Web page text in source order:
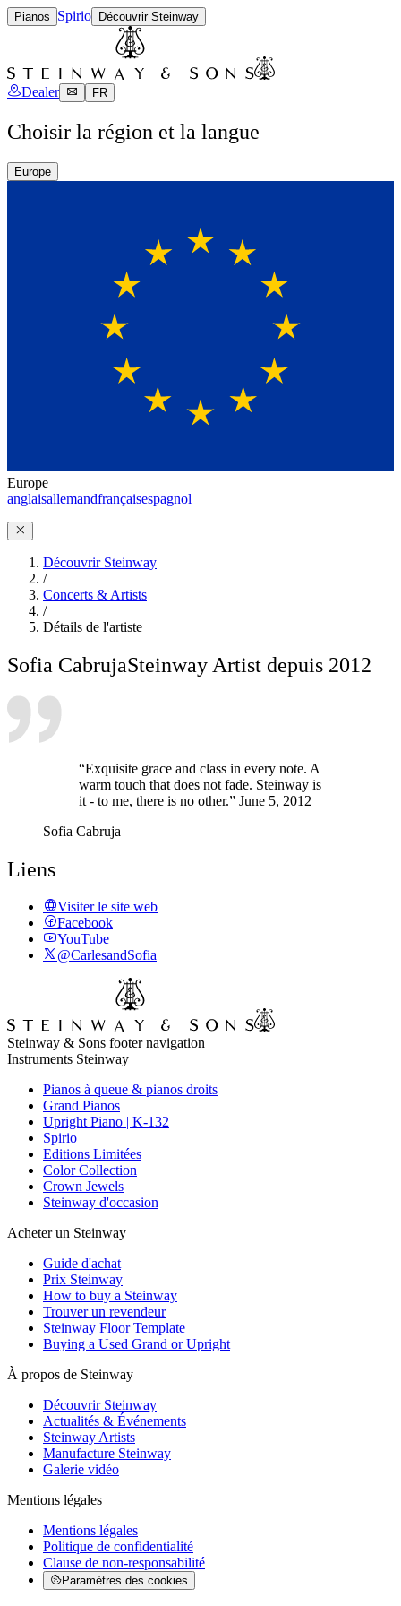
Pianos Spirio Découvrir Steinway
Dealer FR
Choisir la région et la langue
Europe
Europe
anglaisallemandfrançaisespagnol
Découvrir Steinway
/
Concerts & Artists
/
Détails de l'artiste
Sofia CabrujaSteinway Artist depuis 2012
“Exquisite grace and class in every note. A
warm touch that does not fade. Steinway is
it - to me, there is no other.” June 5, 2012
Sofia Cabruja
Liens
Visiter le site web
Facebook
YouTube
@CarlesandSofia
Steinway & Sons footer navigation
Instruments Steinway
Pianos à queue & pianos droits
Grand Pianos
Upright Piano | K-132
Spirio
Editions Limitées
Color Collection
Crown Jewels
Steinway d'occasion
Acheter un Steinway
Guide d'achat
Prix Steinway
How to buy a Steinway
Trouver un revendeur
Steinway Floor Template
Buying a Used Grand or Upright
À propos de Steinway
Découvrir Steinway
Actualités & Événements
Steinway Artists
Manufacture Steinway
Galerie vidéo
Mentions légales
Mentions légales
Politique de confidentialité
Clause de non-responsabilité
Paramètres des cookies